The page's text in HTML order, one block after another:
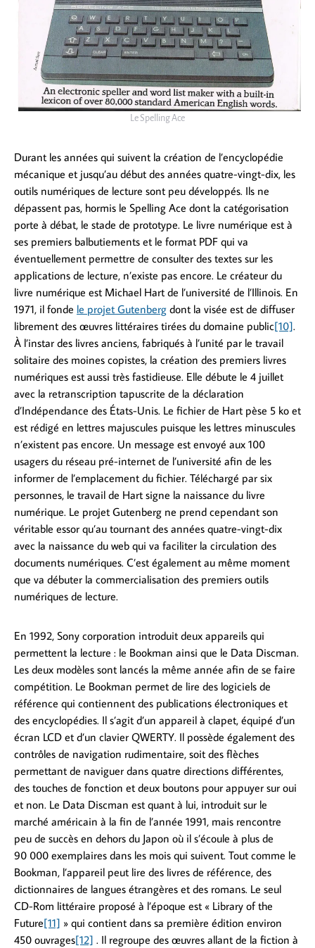
Le Spelling Ace
Durant les années qui suivent la création de l’encyclopédie
mécanique et jusqu’au début des années quatre-vingt-dix, les
outils numériques de lecture sont peu développés. Ils ne
dépassent pas, hormis le Spelling Ace dont la catégorisation
porte à débat, le stade de prototype. Le livre numérique est à
ses premiers balbutiements et le format PDF qui va
éventuellement permettre de consulter des textes sur les
applications de lecture, n’existe pas encore. Le créateur du
livre numérique est Michael Hart de l’université de l’Illinois. En
1971, il fonde le projet Gutenberg dont la visée est de diffuser
librement des œuvres littéraires tirées du domaine public[10].
À l’instar des livres anciens, fabriqués à l’unité par le travail
solitaire des moines copistes, la création des premiers livres
numériques est aussi très fastidieuse. Elle débute le 4 juillet
avec la retranscription tapuscrite de la déclaration
d’Indépendance des États-Unis. Le fichier de Hart pèse 5 ko et
est rédigé en lettres majuscules puisque les lettres minuscules
n’existent pas encore. Un message est envoyé aux 100
usagers du réseau pré-internet de l’université afin de les
informer de l’emplacement du fichier. Téléchargé par six
personnes, le travail de Hart signe la naissance du livre
numérique. Le projet Gutenberg ne prend cependant son
véritable essor qu’au tournant des années quatre-vingt-dix
avec la naissance du web qui va faciliter la circulation des
documents numériques. C’est également au même moment
que va débuter la commercialisation des premiers outils
numériques de lecture.
En 1992, Sony corporation introduit deux appareils qui
permettent la lecture : le Bookman ainsi que le Data Discman.
Les deux modèles sont lancés la même année afin de se faire
compétition. Le Bookman permet de lire des logiciels de
référence qui contiennent des publications électroniques et
des encyclopédies. Il s’agit d’un appareil à clapet, équipé d’un
écran LCD et d’un clavier QWERTY. Il possède également des
contrôles de navigation rudimentaire, soit des flèches
permettant de naviguer dans quatre directions différentes,
des touches de fonction et deux boutons pour appuyer sur oui
et non. Le Data Discman est quant à lui, introduit sur le
marché américain à la fin de l’année 1991, mais rencontre
peu de succès en dehors du Japon où il s’écoule à plus de
90 000 exemplaires dans les mois qui suivent. Tout comme le
Bookman, l’appareil peut lire des livres de référence, des
dictionnaires de langues étrangères et des romans. Le seul
CD-Rom littéraire proposé à l’époque est « Library of the
Future[11] » qui contient dans sa première édition environ
450 ouvrages[12] . Il regroupe des œuvres allant de la fiction à